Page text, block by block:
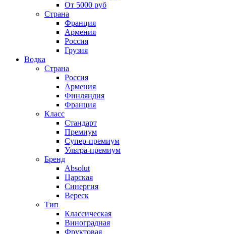
От 5000 руб
Страна
Франция
Армения
Россия
Грузия
Водка
Страна
Россия
Армения
Финляндия
Франция
Класс
Стандарт
Премиум
Супер-премиум
Ультра-премиум
Бренд
Absolut
Царская
Синергия
Вереск
Тип
Классическая
Виноградная
Фруктовая